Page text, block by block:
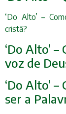
‘Do Alto’ –
cristã?
‘Do Alto’
voz de
‘Do Alto’
ser a